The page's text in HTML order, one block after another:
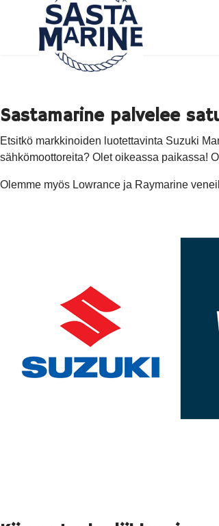
Sastamarine palvelee
Etsitkö markkinoiden luotettavinta Suzuki
sähkömoottoreita? Olet oikeassa paikassa!
Olemme myös Lowrance ja Raymarine